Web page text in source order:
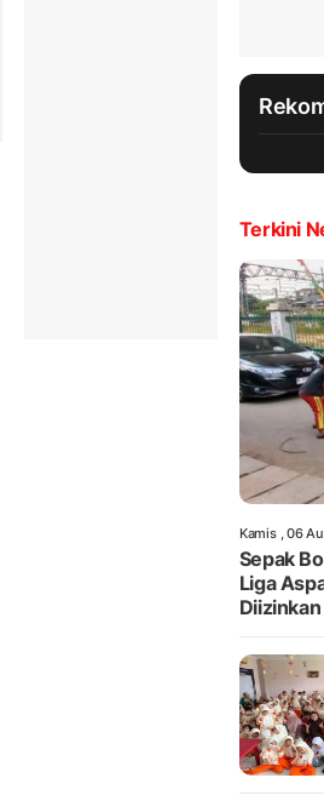
Terkini
Kamis , 06
Sepak
Liga
Diizinkan